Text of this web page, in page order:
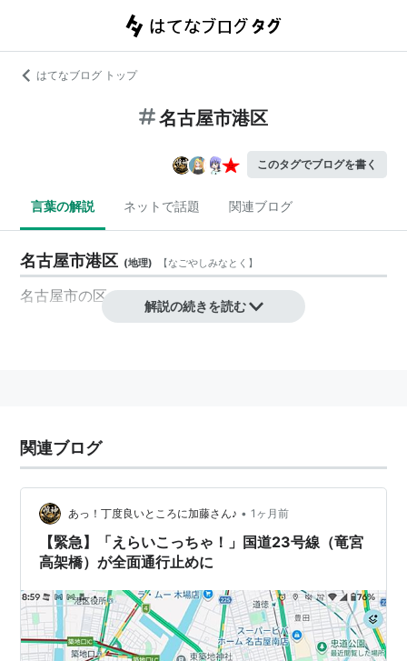
はてなブログ トップ
名古屋市港区
このタグでブログを書く
言葉の解説 ネットで話題 関連ブログ
名古屋市港区 (地理) 【なごやしみなとく 】
名古屋市の区の1つ
解説の続きを読む
関連ブログ
あっ！丁度良いところに加藤さん♪ • 1ヶ月前
【緊急】「えらいこっちゃ！」国道23号線（竜宮
高架橋）が全面通行止めに